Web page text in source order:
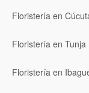
Floristería en
Floristería en Tunja
Floristería en